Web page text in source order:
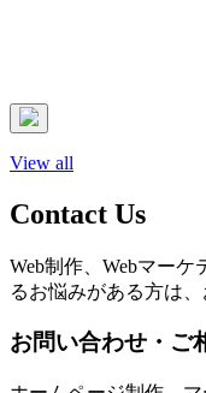
View all
Contact Us
Web制作、Webマー
るお悩みがある方は
お問い合わせ・ご